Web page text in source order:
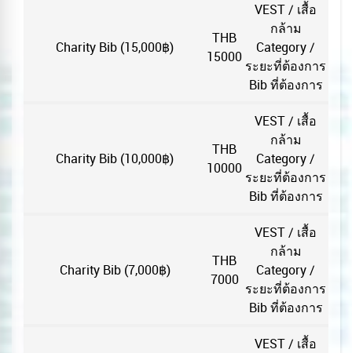
Charity Bib (15,000฿)
THB
15000
VEST / เสื้อ
กล้าม
Category /
ระยะที่ต้องการ
Bib ที่ต้องการ
Charity Bib (10,000฿)
THB
10000
VEST / เสื้อ
กล้าม
Category /
ระยะที่ต้องการ
Bib ที่ต้องการ
Charity Bib (7,000฿)
THB
7000
VEST / เสื้อ
กล้าม
Category /
ระยะที่ต้องการ
Bib ที่ต้องการ
VEST / เสื้อ